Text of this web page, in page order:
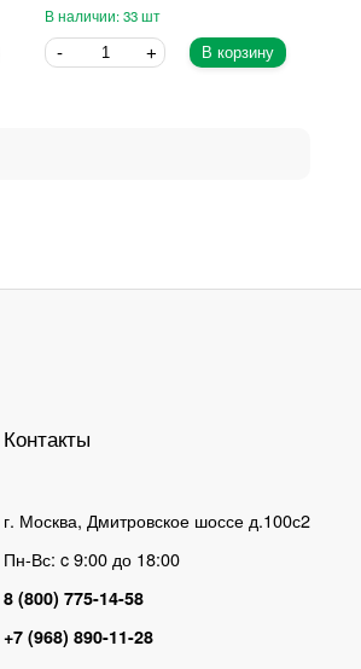
33
В корзину
Контакты
г. Москва, Дмитровское шоссе д.100с2
Пн-Вс: c 9:00 до 18:00
8 (800) 775-14-58
+7 (968) 890-11-28